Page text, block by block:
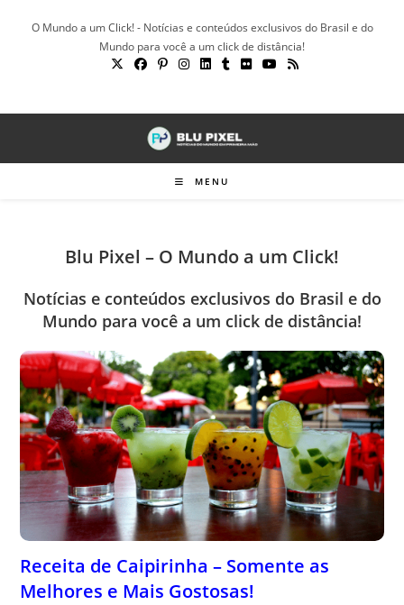
O Mundo a um Click! - Notícias e conteúdos exclusivos do Brasil e do
Mundo para você a um click de distância!
MENU
Blu Pixel – O Mundo a um Click!
Notícias e conteúdos exclusivos do Brasil e do
Mundo para você a um click de distância!
Receita de Caipirinha – Somente as
Melhores e Mais Gostosas!